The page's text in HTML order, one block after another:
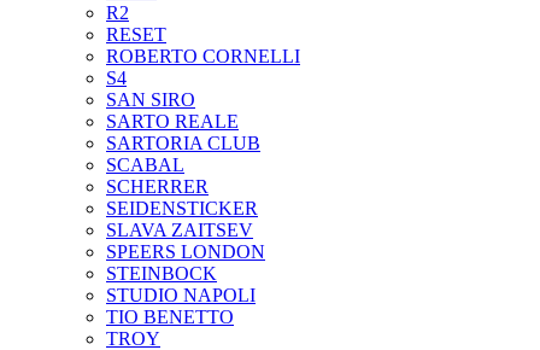
R2
RESET
ROBERTO CORNELLI
S4
SAN SIRO
SARTO REALE
SARTORIA CLUB
SCABAL
SCHERRER
SEIDENSTICKER
SLAVA ZAITSEV
SPEERS LONDON
STEINBOCK
STUDIO NAPOLI
TIO BENETTO
TROY